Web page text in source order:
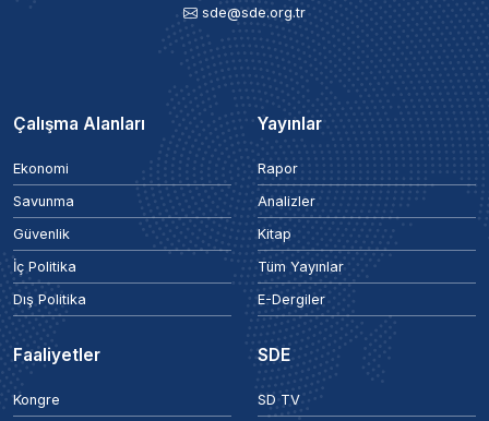
sde@sde.org.tr
Çalışma Alanları
Ekonomi
Savunma
Güvenlik
İç Politika
Dış Politika
Yayınlar
Rapor
Analizler
Kitap
Tüm Yayınlar
E-Dergiler
Faaliyetler
Kongre
SDE
SD TV